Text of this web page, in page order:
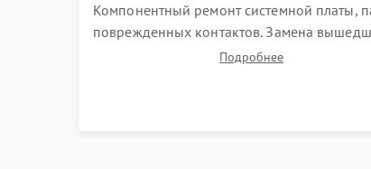
Компонентный ремонт системной платы,
поврежденных контактов. Замена
строя двигателей, изношенного
Подробнее